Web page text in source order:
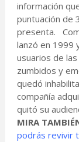
información
puntuación de
presenta.
lanzó en 1999
usuarios de
zumbidos y
quedó
compañía
quitó su
MIRA
podrás revivir